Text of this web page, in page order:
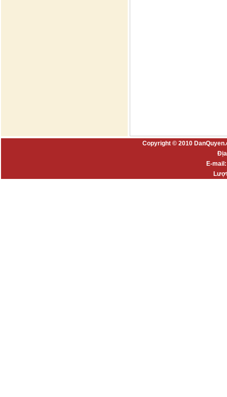
Copyright © 2010
E-